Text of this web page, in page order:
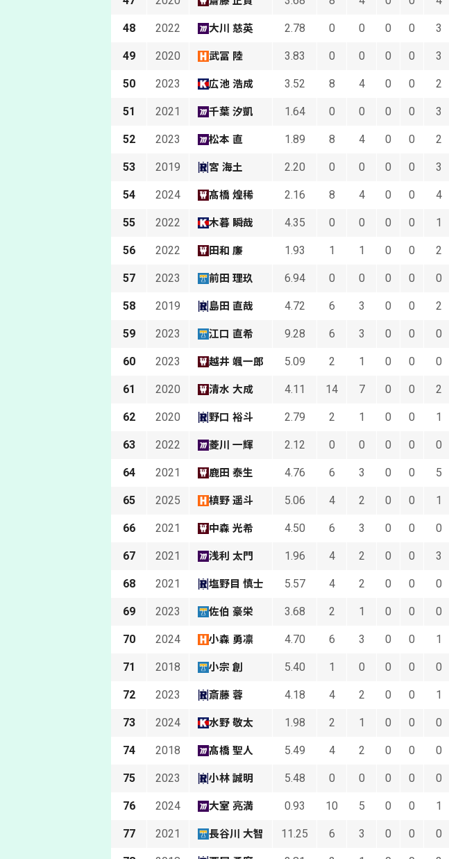
48 2022 大川 慈英 2.78 0 0 0 0 3
49 2020 武冨 陸 3.83 0 0 0 0 3
50 2023 広池 浩成 3.52 8 4 0 0 2
51 2021 千葉 汐凱 1.64 0 0 0 0 3
52 2023 松本 直 1.89 8 4 0 0 2
53 2019 宮 海土 2.20 0 0 0 0 3
54 2024 髙橋 煌稀 2.16 8 4 0 0 4
55 2022 木暮 瞬哉 4.35 0 0 0 0 1
56 2022 田和 廉 1.93 1 1 0 0 2
57 2023 前田 理玖 6.94 0 0 0 0 0
58 2019 島田 直哉 4.72 6 3 0 0 2
59 2023 江口 直希 9.28 6 3 0 0 0
60 2023 越井 颯一郎 5.09 2 1 0 0 0
61 2020 清水 大成 4.11 14 7 0 0 2
62 2020 野口 裕斗 2.79 2 1 0 0 1
63 2022 菱川 一輝 2.12 0 0 0 0 0
64 2021 鹿田 泰生 4.76 6 3 0 0 5
65 2025 槙野 遥斗 5.06 4 2 0 0 1
66 2021 中森 光希 4.50 6 3 0 0 0
67 2021 浅利 太門 1.96 4 2 0 0 3
68 2021 塩野目 慎士 5.57 4 2 0 0 0
69 2023 佐伯 豪栄 3.68 2 1 0 0 0
70 2024 小森 勇凛 4.70 6 3 0 0 1
71 2018 小宗 創 5.40 1 0 0 0 0
72 2023 斎藤 蓉 4.18 4 2 0 0 1
73 2024 水野 敬太 1.98 2 1 0 0 0
74 2018 髙橋 聖人 5.49 4 2 0 0 0
75 2023 小林 誠明 5.48 0 0 0 0 0
76 2024 大室 亮満 0.93 10 5 0 0 1
77 2021 長谷川 大智 11.25 6 3 0 0 0